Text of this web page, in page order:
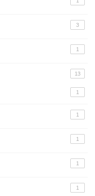
3
1
13
1
1
1
1
1